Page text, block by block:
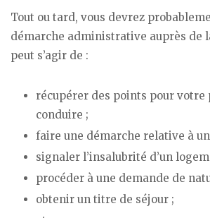
Tout ou tard, vous devrez
démarche administrative auprès de
peut s’agir de :
récupérer des points pour votre
conduire ;
faire une démarche relative à
signaler l’insalubrité d’un
procéder à une demande de
obtenir un titre de séjour ;